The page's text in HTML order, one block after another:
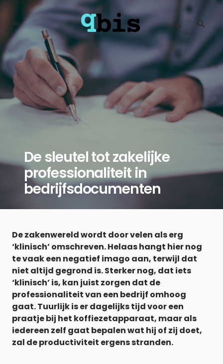
De sleutel tot zakelijke
professionaliteit in
bedrijfsdocumenten
De zakenwereld wordt door velen als erg
‘klinisch’ omschreven. Helaas hangt hier nog
te vaak een negatief imago aan, terwijl dat
niet altijd gegrond is. Sterker nog, dat iets
‘klinisch’ is, kan juist zorgen dat de
professionaliteit van een bedrijf omhoog
gaat. Tuurlijk is er dagelijks tijd voor een
praatje bij het koffiezetapparaat, maar als
iedereen zelf gaat bepalen wat hij of zij doet,
zal de productiviteit ergens stranden.